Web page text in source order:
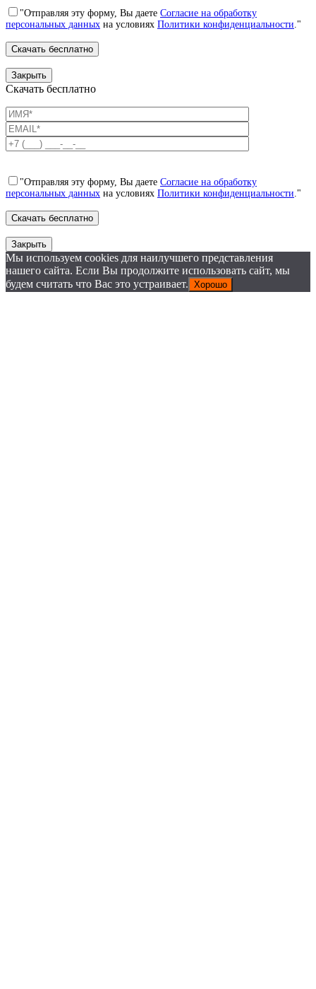
"Отправляя эту форму, Вы даете Согласие на обработку
персональных данных на условиях Политики конфиденциальности."
Закрыть
Скачать бесплатно
"Отправляя эту форму, Вы даете Согласие на обработку
персональных данных на условиях Политики конфиденциальности."
Закрыть
Мы используем cookies для наилучшего представления
нашего сайта. Если Вы продолжите использовать сайт, мы
будем считать что Вас это устраивает. Хорошо